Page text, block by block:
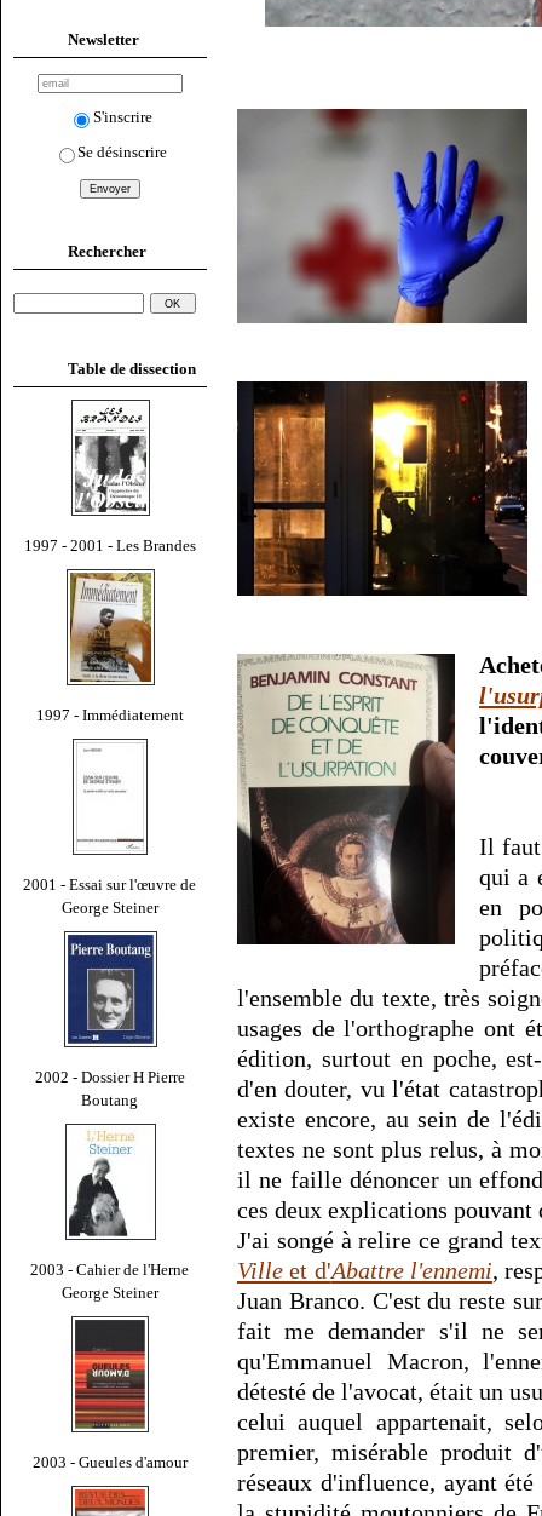
Newsletter
S'inscrire
Se désinscrire
Rechercher
Table de dissection
1997 - 2001 - Les Brandes
1997 - Immédiatement
2001 - Essai sur l'œuvre de
George Steiner
2002 - Dossier H Pierre
Boutang
2003 - Cahier de l'Herne
George Steiner
2003 - Gueules d'amour
Il faut
qui a
en
l'ensemble du texte, très
usages de l'orthographe ont
édition, surtout en poche,
d'en douter, vu l'état
existe encore, au sein de
textes ne sont plus relus, à
il ne faille dénoncer un
ces deux explications pouvant
J'ai songé à relire ce grand
Ville et d'Abattre l'ennemi,
Juan Branco. C'est du reste
fait me demander s'il ne
qu'Emmanuel Macron,
détesté de l'avocat, était un
celui auquel appartenait,
premier, misérable produit
réseaux d'influence, ayant